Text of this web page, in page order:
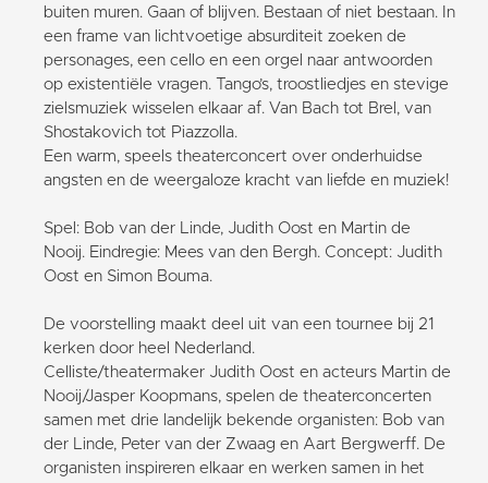
buiten muren. Gaan of blijven. Bestaan of niet bestaan. In
een frame van lichtvoetige absurditeit zoeken de
personages, een cello en een orgel naar antwoorden
op existentiële vragen. Tango’s, troostliedjes en stevige
zielsmuziek wisselen elkaar af. Van Bach tot Brel, van
Shostakovich tot Piazzolla.
Een warm, speels theaterconcert over onderhuidse
angsten en de weergaloze kracht van liefde en muziek!
Spel: Bob van der Linde, Judith Oost en Martin de
Nooij. Eindregie: Mees van den Bergh. Concept: Judith
Oost en Simon Bouma.
De voorstelling maakt deel uit van een tournee bij 21
kerken door heel Nederland.
Celliste/theatermaker Judith Oost en acteurs Martin de
Nooij/Jasper Koopmans, spelen de theaterconcerten
samen met drie landelijk bekende organisten: Bob van
der Linde, Peter van der Zwaag en Aart Bergwerff. De
organisten inspireren elkaar en werken samen in het